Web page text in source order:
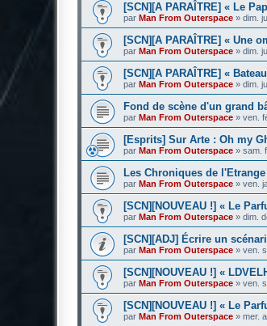
[SCN][A PARAÎTRE] « Le
par Man From Outerspace » dim.
[SCN][A PARAÎTRE] « Une
par Man From Outerspace » dim.
[SCN][A PARAÎTRE] «
par Man From Outerspace » dim.
Fond de scène d'un grand
par Man From Outerspace » ven.
[Esprits] Sur Arte : Oh my
par Man From Outerspace » sam.
Les Chroniques de
par Man From Outerspace » ven.
[SCN][NOUVEAU !] « Le
par Man From Outerspace » dim.
[SCN][ADJ] Écrire un
par Man From Outerspace » ven.
[SCN][NOUVEAU !] «
par Man From Outerspace » ven.
[SCN][NOUVEAU !] « Le
par Man From Outerspace » mer.